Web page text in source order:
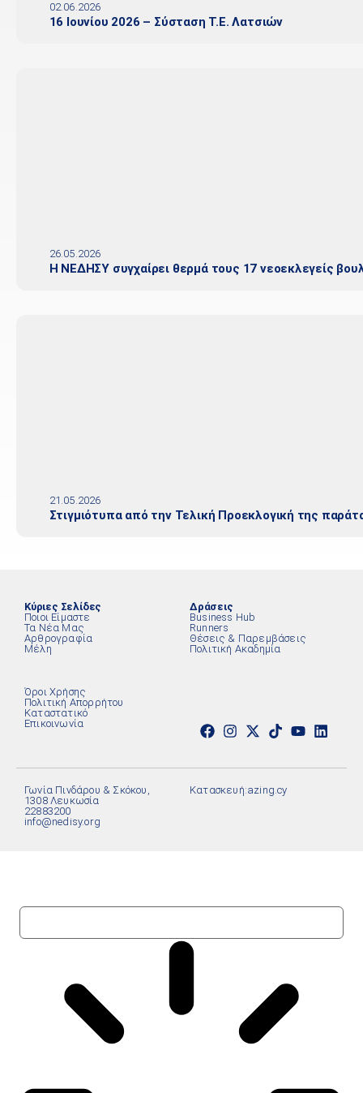
02.06.2026
16 Ιουνίου 2026 – Σύσταση Τ.Ε. Λατσιών
26.05.2026
Η ΝΕΔΗΣΥ συγχαίρει θερμά τους 17 νεοεκλεγείς
21.05.2026
Στιγμιότυπα από την Τελική Προεκλογική της
Κύριες Σελίδες
Ποιοι Είμαστε
Τα Νέα Μας
Αρθρογραφία
Μέλη
Δράσεις
Business Hub
Runners
Θέσεις & Παρεμβάσεις
Πολιτική Ακαδημία
Όροι Χρήσης
Πολιτική Απορρήτου
Καταστατικό
Επικοινωνία
Γωνία Πινδάρου & Σκόκου,
1308 Λευκωσία
22883200
info@nedisy.org
Κατασκευή:azing.cy